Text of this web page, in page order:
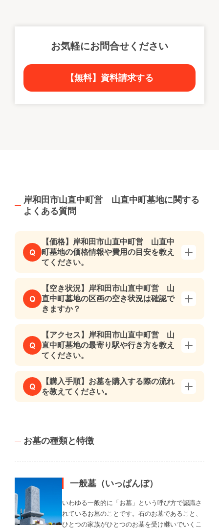
お気軽にお問合せください
【無料】資料請求する
岸和田市山直中町営 山直中町墓地に関する
よくある質問
Q
【価格】岸和田市山直中町営 山直中
町墓地の価格情報や費用の目安を教え
てください。
Q
【空き状況】岸和田市山直中町営 山
直中町墓地の区画の空き状況は確認で
きますか？
Q
【アクセス】岸和田市山直中町営 山
直中町墓地の最寄り駅や行き方を教え
てください。
Q
【購入手順】お墓を購入する際の流れ
を教えてください。
お墓の種類と特徴
一般墓（いっぱんぼ）
いわゆる一般的に「お墓」という呼び方で認識さ
れているお墓のことです。石のお墓であること、
ひとつの家族がひとつのお墓を受け継いでいくこ